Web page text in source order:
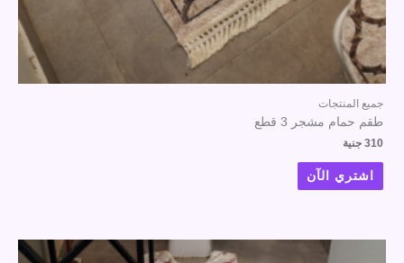
جميع المنتجات
طقم حمام مشجر 3 قطع
310 جنية
اشتري الآن